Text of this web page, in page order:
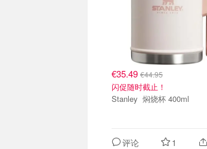
€35.49 €44.95
闪促随时截止！
Stanley 焖烧杯 400ml
评论 1